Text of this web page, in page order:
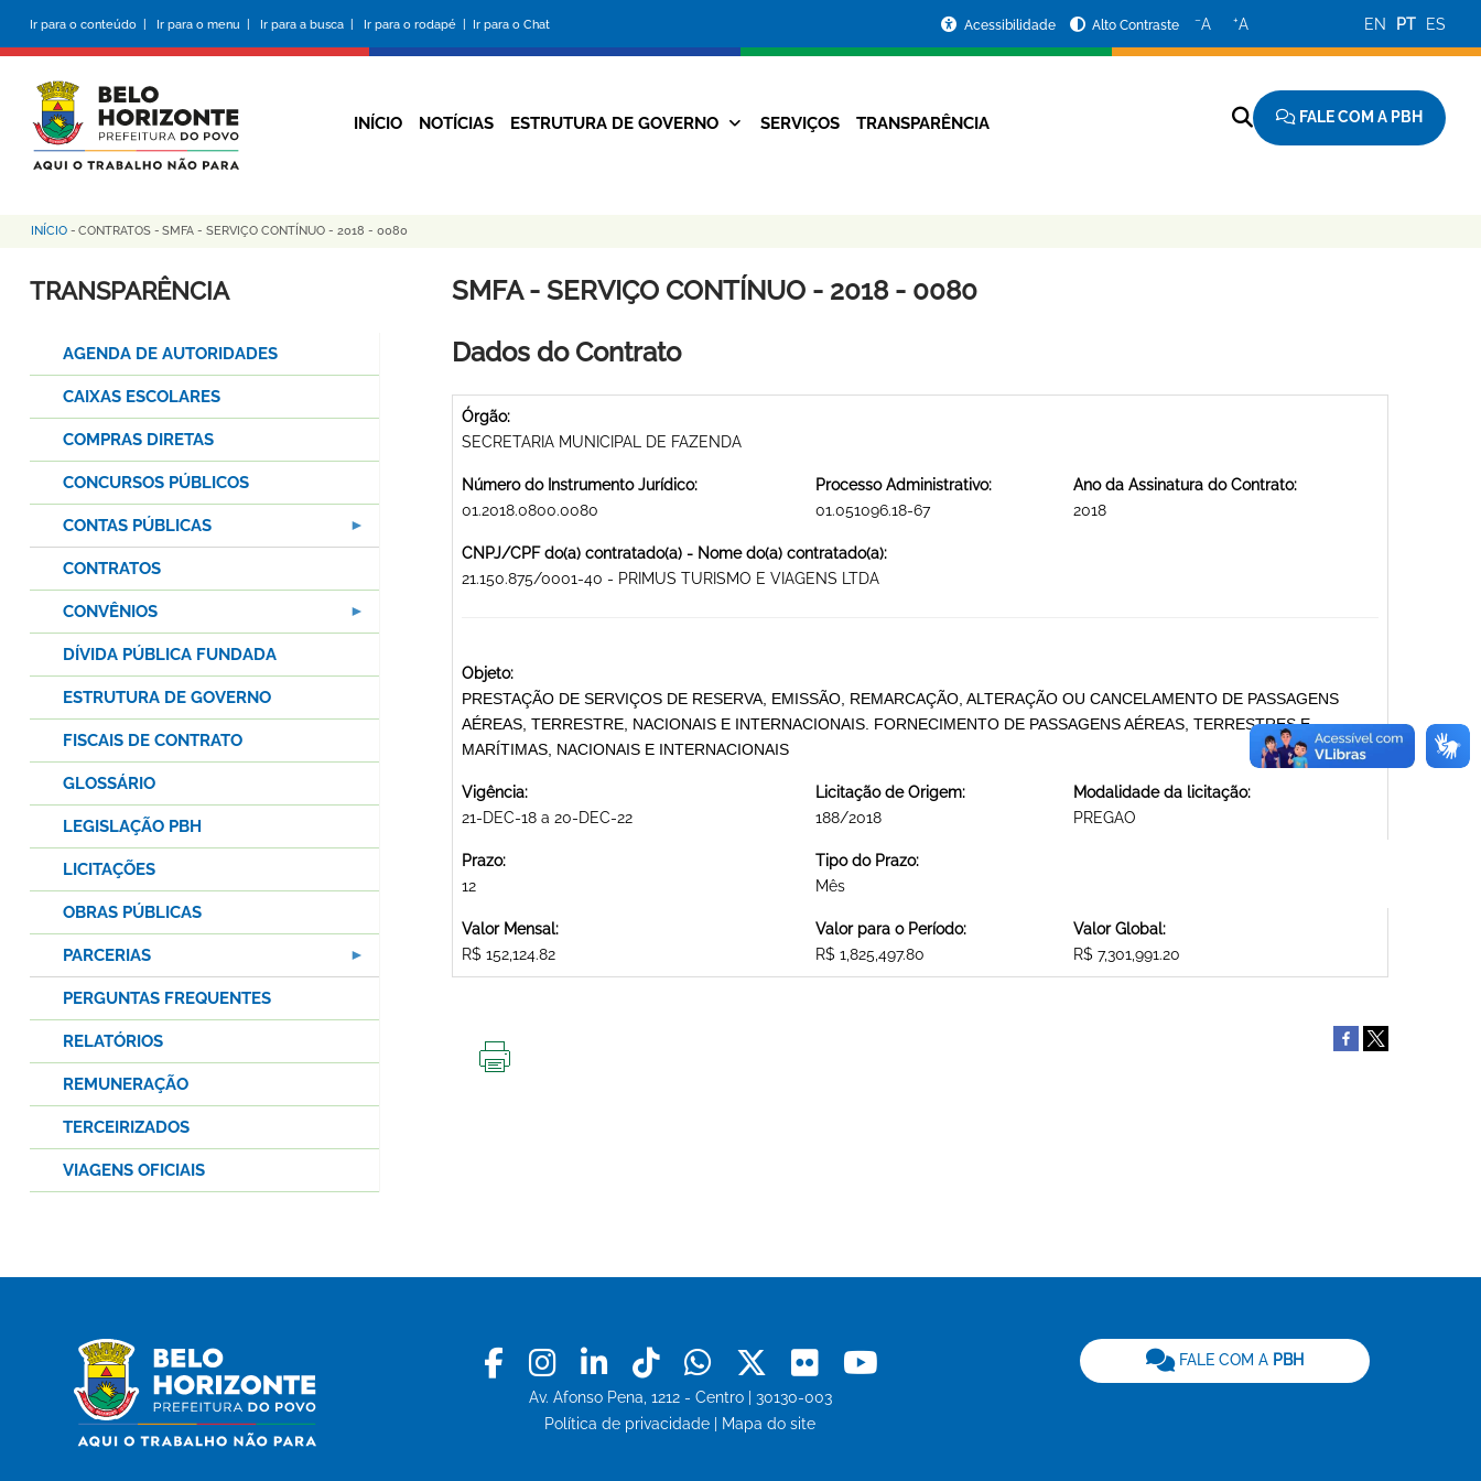
conteúdo
principal
Ir para o conteúdo | Ir para o menu | Ir para a busca | Ir para o rodapé | Ir para o Chat
da
Prefeitura
Acessibilidade Alto Contraste −A +A EN PT ES
Navegação
INÍCIO NOTÍCIAS ESTRUTURA DE GOVERNO SERVIÇOS TRANSPARÊNCIA FALE COM A PBH
Trilha
de
INÍCIO - CONTRATOS - SMFA - SERVIÇO CONTÍNUO - 2018 - 0080
SMFA - SERVIÇO CONTÍNUO - 2018 - 0080
Dados do Contrato
Órgão:
SECRETARIA MUNICIPAL DE FAZENDA
Número do Instrumento Jurídico:
01.2018.0800.0080
Processo Administrativo:
01.051096.18-67
Ano da Assinatura do Contrato:
2018
CNPJ/CPF do(a) contratado(a) - Nome do(a) contratado(a):
21.150.875/0001-40 - PRIMUS TURISMO E VIAGENS LTDA
Objeto:
PRESTAÇÃO DE SERVIÇOS DE RESERVA, EMISSÃO, REMARCAÇÃO, ALTERAÇÃO OU CANCELAMENTO DE PASSAGENS
AÉREAS, TERRESTRE, NACIONAIS E INTERNACIONAIS. FORNECIMENTO DE PASSAGENS AÉREAS, TERRESTRES E
MARÍTIMAS, NACIONAIS E INTERNACIONAIS
Vigência:
21-DEC-18 a 20-DEC-22
Licitação de Origem:
188/2018
Modalidade da licitação:
PREGAO
Prazo:
12
Tipo do Prazo:
Mês
Valor Mensal:
R$ 152,124.82
Valor para o Período:
R$ 1,825,497.80
Valor Global:
R$ 7,301,991.20
TRANSPARÊNCIA
AGENDA DE AUTORIDADES
CAIXAS ESCOLARES
COMPRAS DIRETAS
CONCURSOS PÚBLICOS
CONTAS PÚBLICAS
CONTRATOS
CONVÊNIOS
DÍVIDA PÚBLICA FUNDADA
ESTRUTURA DE GOVERNO
FISCAIS DE CONTRATO
GLOSSÁRIO
LEGISLAÇÃO PBH
LICITAÇÕES
OBRAS PÚBLICAS
PARCERIAS
PERGUNTAS FREQUENTES
RELATÓRIOS
REMUNERAÇÃO
TERCEIRIZADOS
VIAGENS OFICIAIS
Facebook
Instagram
LinkedinTiktokWhatsapp
X Flickr
Av. Afonso Pena, 1212 - Centro | 30130-003
Política de privacidade
Mapa do site
FALE COM A PBH